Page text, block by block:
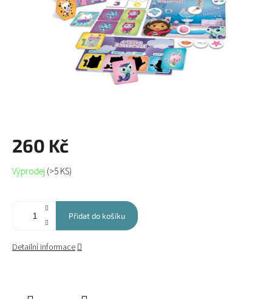
260 Kč
Měrná
cena:
Výprodej(>5 KS)
Přidat do košíku
Detailní informace